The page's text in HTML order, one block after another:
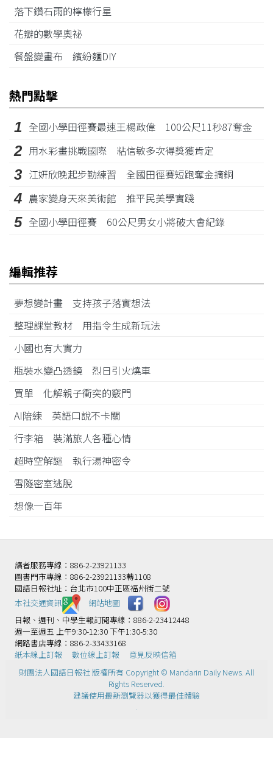
落下鑽石雨的檸檬行星
花瓣的數學奧祕
餐盤變畫布 繽紛麵DIY
熱門點擊
1 全國小學田徑賽最速王楊政偉 100公尺11秒87奪金
2 用水彩畫挑戰國際 粘信敏多次得獎獲肯定
3 江姸欣晚起步勤練習 全國田徑賽短跑奪金摘銅
4 農家變身天來美術館 推平民美學實踐
5 全國小學田徑賽 60公尺男女小將破大會紀錄
編輯推荐
夢想變計畫 支持孩子落實想法
整理課堂教材 用指令生成新玩法
小國也有大實力
瓶裝水變凸透鏡 烈日引火燒車
買單 化解親子衝突的竅門
AI陪練 英語口說不卡關
行李箱 裝滿旅人各種心情
超時空解謎 執行湯神密令
雪隧密室逃脫
想像一百年
讀者服務專線：886-2-23921133
圖書門市專線：886-2-23921133轉1108
國語日報社址：台北市100中正區福州街二號
本社交通資訊️
網站地圖
日報、週刊、中學生報訂閱專線：886-2-23412448
週一至週五 上午9:30-12:30 下午1:30-5:30
網路書店專線：886-2-33433168
紙本線上訂報
數位線上訂報
意見反映信箱
財團法人國語日報社 版權所有 Copyright © Mandarin Daily News. All
Rights Reserved.
建議使用最新瀏覽器以獲得最佳體驗
.